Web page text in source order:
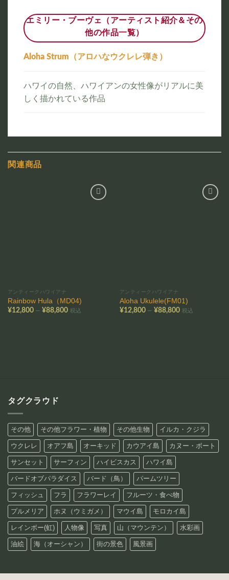
エミリー・ブーヴェ（アーティスト紹介＆その
他の作品一覧）
Aloha Strum（アロハなウクレレ弾き）
ハワイの自然、ハワイアンの女性像がリアルに美
しく描かれている作品
関連商品
アンティークハワイアナ
Rainbow Hula（MD04)
¥12,800 – ¥88,800価税込
アンティークハワイアナ
Aloha Ukulele(FM01)
¥12,800 – ¥88,800価税込
タグクラウド
その他 その他フラワー・植物 その他生物 イルカ・クジラ
ウクレレ オアフ島 オーキッド カウアイ島 カヌー・ボート
サンセット サーフィン ハイビスカス ハワイ島
バードオブパラダイス バード（鳥） パームツリー
フィッシュ フラ フラワーレイ フルーツ・食べ物
プルメリア ホヌ（ウミガメ） マウイ島 モロカイ島
レインボー(虹) 人物像 写真 山（マウンテン） 水彩画
油絵 海（オーシャン） 街の景色 風景画